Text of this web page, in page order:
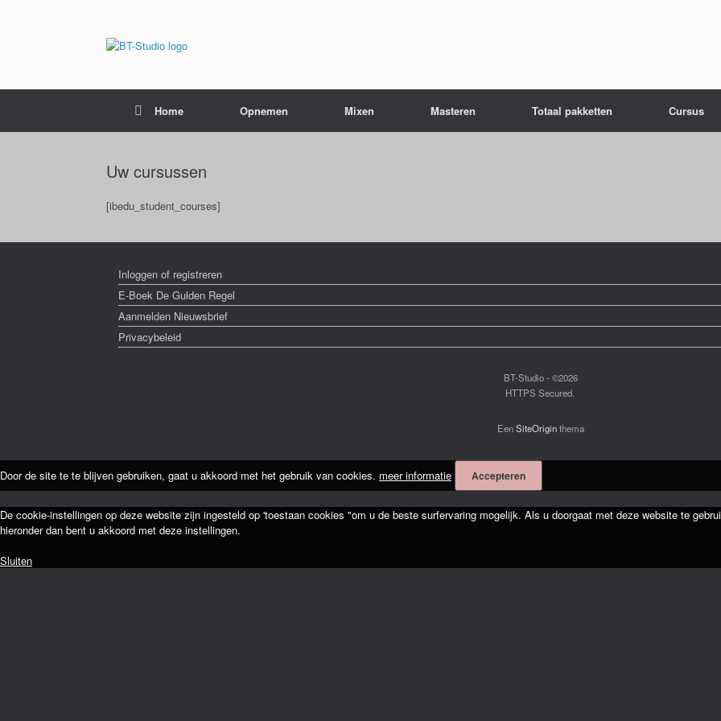
Home Opnemen Mixen Masteren Totaal pakketten Cursus
Uw cursussen
[ibedu_student_courses]
Inloggen of registreren
E-Boek De Gulden Regel
Aanmelden Nieuwsbrief
Privacybeleid
BT-Studio - ©2026
HTTPS Secured.
EenSiteOriginthema
Door de site te te blijven gebruiken, gaat u akkoord met het gebruik van cookies. meer informatie Accepteren
De cookie-instellingen op deze website zijn ingesteld op 'toestaan cookies "om u de beste surfervaring mogelijk. Als u doorgaat met deze website te
hieronder dan bent u akkoord met deze instellingen.
Sluiten